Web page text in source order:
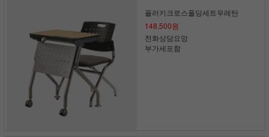
플러키크로스폴딩세트우레탄
148,500원
전화상담요망
부가세포함